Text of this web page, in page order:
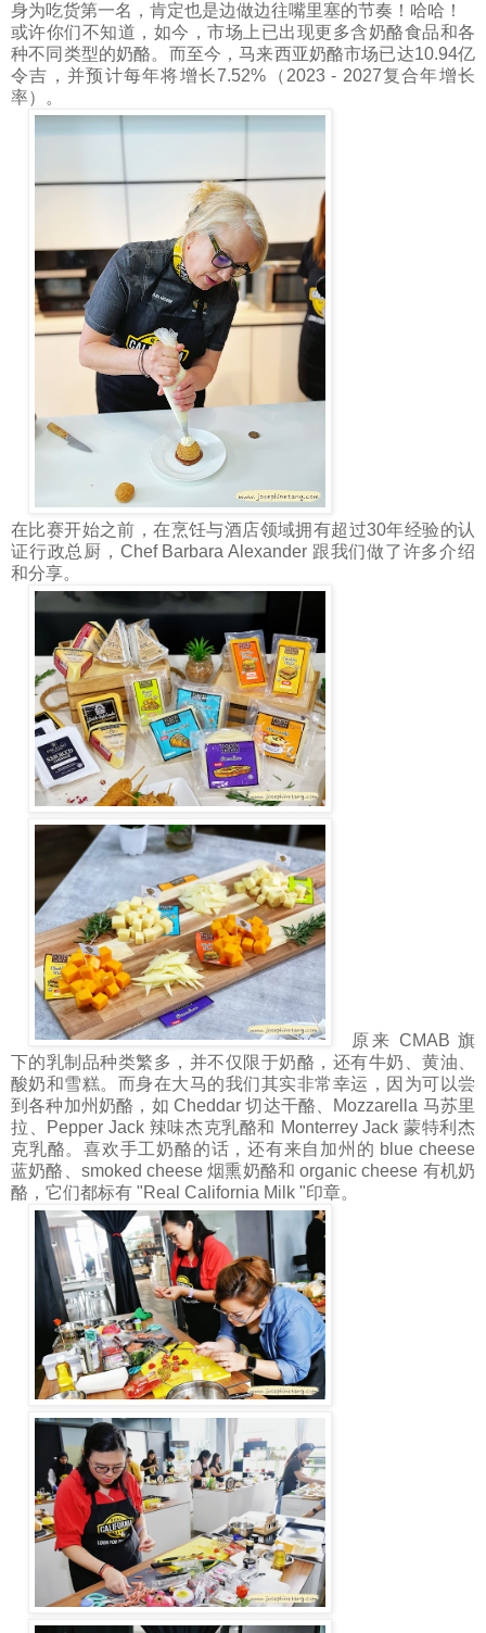
身为吃货第一名，肯定也是边做边往嘴里塞的节奏！哈哈！
或许你们不知道，如今，市场上已出现更多含奶酪食品和各
种不同类型的奶酪。而至今，马来西亚奶酪市场已达10.94亿
令吉，并预计每年将增长7.52%（2023 - 2027复合年增长
率）。
在比赛开始之前，在烹饪与酒店领域拥有超过30年经验的认
证行政总厨，Chef Barbara Alexander 跟我们做了许多介绍
和分享。
原来 CMAB 旗
下的乳制品种类繁多，并不仅限于奶酪，还有牛奶、黄油、
酸奶和雪糕。而身在大马的我们其实非常幸运，因为可以尝
到各种加州奶酪，如 Cheddar 切达干酪、Mozzarella 马苏里
拉、Pepper Jack 辣味杰克乳酪和 Monterrey Jack 蒙特利杰
克乳酪。喜欢手工奶酪的话，还有来自加州的 blue cheese
蓝奶酪、smoked cheese 烟熏奶酪和 organic cheese 有机奶
酪，它们都标有 "Real California Milk "印章。